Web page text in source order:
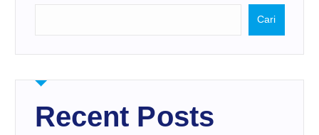
Cari
Recent Posts